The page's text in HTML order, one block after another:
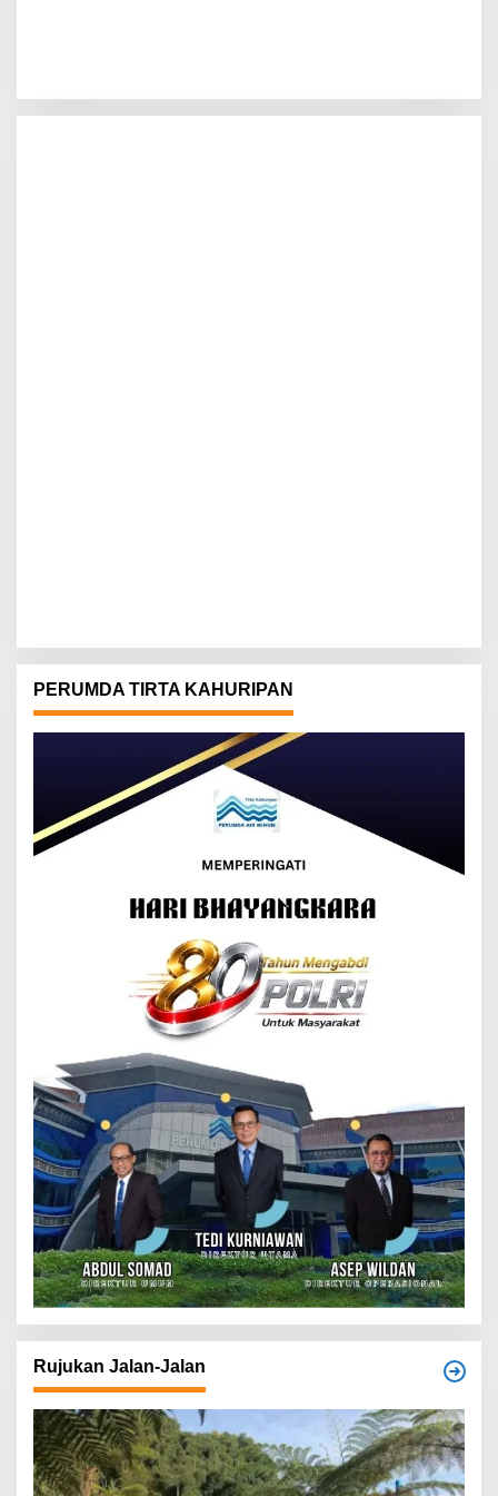
PERUMDA TIRTA KAHURIPAN
Rujukan Jalan-Jalan